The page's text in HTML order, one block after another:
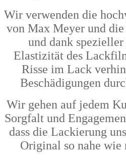
Wir verwenden die
von Max Meyer und die
und dank
Elastizität des
Risse im Lack
Beschädigungen
Wir gehen auf jedem
Sorgfalt und
dass die Lackierung
Original so nahe